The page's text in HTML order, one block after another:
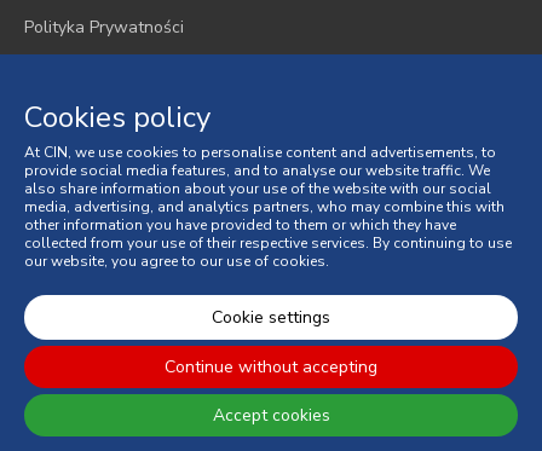
Polityka Prywatności
Regulamin
Ogólne Warunki Sprzedaży
Spory Konsumenckie
Księga Skarg online
© 2026 CIN, S.A.
Cookies policy
At CIN, we use cookies to personalise content and advertisements, to
provide social media features, and to analyse our website traffic. We
also share information about your use of the website with our social
media, advertising, and analytics partners, who may combine this with
other information you have provided to them or which they have
collected from your use of their respective services. By continuing to use
our website, you agree to our use of cookies.
Cookie settings
Continue without accepting
Accept cookies